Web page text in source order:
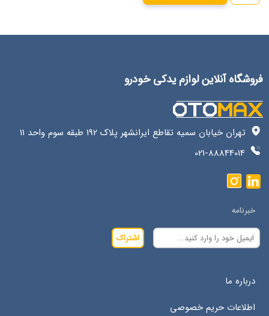
فروشگاه آنلاین لوازم یدکی خودرو
تهران خیابان سمیه تقاطع ایرانشهر پلاک 192 طبقه سوم واحد 11
021-88844014
خبرنامه
اشتراک
درباره ما
اطلاعات حریم خصوصی